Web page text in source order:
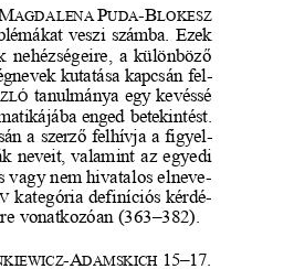
AGDALENA PUDA-BLOKESZ
veszi számba. Ezek
nehézségeire, a különböző
kutatása kapcsán fel-
tanulmánya egy kevéssé
enged betekintést.
a szerző felhívja a figyel-
neveit, valamint az egyedi
nem hivatalos elneve-
kategória definíciós kérdé-
vonatkozóan (363–382).
-ADAMSKICH 15–17